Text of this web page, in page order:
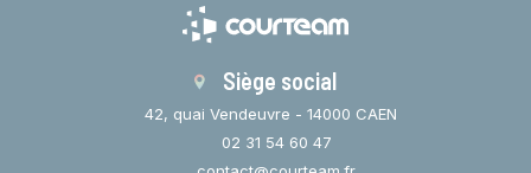
Siège social
42, quai Vendeuvre - 14000 CAEN
02 31 54 60 47